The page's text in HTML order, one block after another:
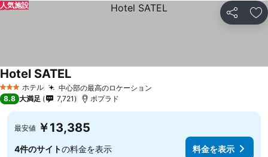
シェア お
人気施設
3 ホテルのランク
ホテル 中心部の最高のロケーション
Hotel SATEL
8.8 大満足 7,721 ポプラド
最安値 ￥13,385
4件のサイトの料金を表示 料金を表示